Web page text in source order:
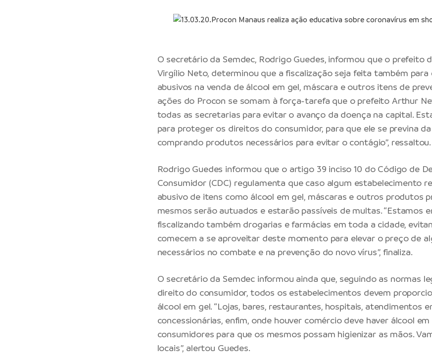
O secretário da Semdec, Rodrigo Guedes, informou que o prefeito
Virgílio Neto, determinou que a fiscalização seja feita também
abusivos na venda de álcool em gel, máscara e outros itens de
ações do Procon se somam à força-tarefa que o prefeito Arthur
todas as secretarias para evitar o avanço da doença na capital.
para proteger os direitos do consumidor, para que ele se previna
comprando produtos necessários para evitar o contágio”, ressaltou.
Rodrigo Guedes informou que o artigo 39 inciso 10 do Código de
Consumidor (CDC) regulamenta que caso algum estabelecimento
abusivo de itens como álcool em gel, máscaras e outros produtos
mesmos serão autuados e estarão passíveis de multas. “Estamos
fiscalizando também drogarias e farmácias em toda a cidade,
comecem a se aproveitar deste momento para elevar o preço de
necessários no combate e na prevenção do novo vírus”, finaliza.
O secretário da Semdec informou ainda que, seguindo as normas
direito do consumidor, todos os estabelecimentos devem
álcool em gel. “Lojas, bares, restaurantes, hospitais, atendimentos
concessionárias, enfim, onde houver comércio deve haver álcool
consumidores para que os mesmos possam higienizar as mãos.
locais”, alertou Guedes.